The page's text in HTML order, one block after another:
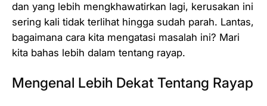
dan yang lebih mengkhawatirkan lagi, kerusakan ini
sering kali tidak terlihat hingga sudah parah. Lantas,
bagaimana cara kita mengatasi masalah ini? Mari
kita bahas lebih dalam tentang rayap.
Mengenal Lebih Dekat Tentang Rayap